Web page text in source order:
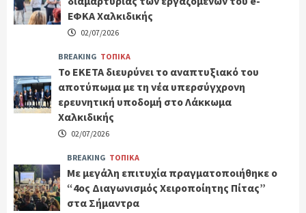
ΕΦΚΑ Χαλκιδικής
02/07/2026
BREAKING ΤΟΠΙΚΑ
Το ΕΚΕΤΑ διευρύνει το αναπτυξιακό του
αποτύπωμα με τη νέα υπερσύγχρονη
ερευνητική υποδομή στο Λάκκωμα
Χαλκιδικής
02/07/2026
BREAKING ΤΟΠΙΚΑ
Με μεγάλη επιτυχία πραγματοποιήθηκε ο
“4ος Διαγωνισμός Χειροποίητης Πίτας”
στα Σήμαντρα